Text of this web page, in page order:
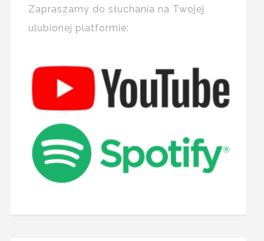
Zapraszamy do słuchania na Twojej
ulubionej platformie: